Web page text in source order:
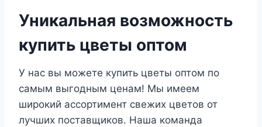
Уникальная возможность
купить цветы оптом
У нас вы можете купить цветы оптом по
самым выгодным ценам! Мы имеем
широкий ассортимент свежих цветов от
лучших поставщиков. Наша команда